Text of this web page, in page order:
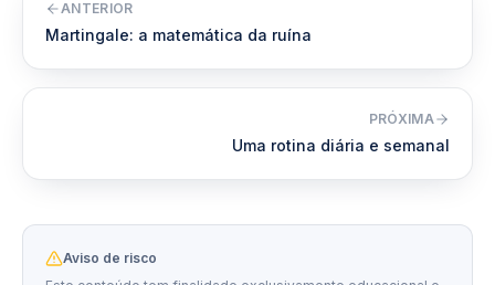
ANTERIOR
Martingale: a matemática da ruína
PRÓXIMA
Uma rotina diária e semanal
Aviso de risco